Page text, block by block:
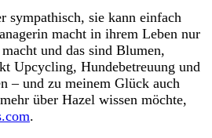
sympathisch, sie kann einfach
macht in ihrem Leben nur
und das sind Blumen,
Upcycling, Hundebetreuung und
– und zu meinem Glück auch
über Hazel wissen möchte,
.